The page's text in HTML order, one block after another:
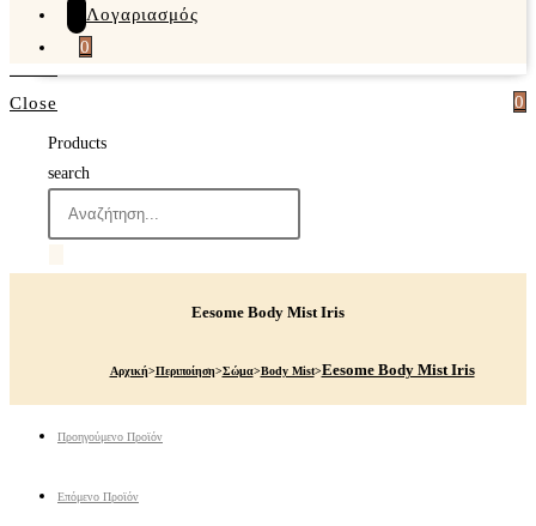
Λογαριασμός
0
0
Close
Products
search
Eesome Body Mist Iris
Αρχική>Περιποίηση>Σώμα>Body Mist>Eesome Body Mist Iris
Προηγούμενο Προϊόν
Επόμενο Προϊόν